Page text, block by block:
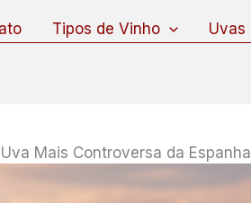
Tipos de Vinho Uvas
Mais Controversa da Espanha